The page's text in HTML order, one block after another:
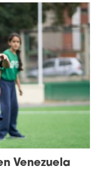
Venezuela